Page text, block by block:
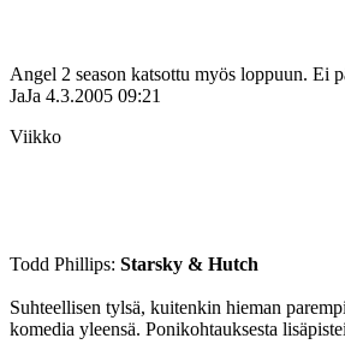
Angel 2 season katsottu myös loppuun. Ei
JaJa 4.3.2005 09:21
Viikko
Todd Phillips: Starsky & Hutch
Suhteellisen tylsä, kuitenkin hieman
komedia yleensä. Ponikohtauksesta